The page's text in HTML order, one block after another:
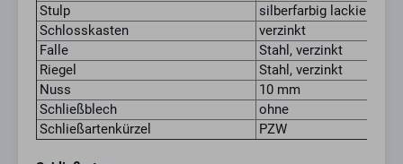
Stulp
silberfarbig lackiert
Schlosskasten
verzinkt
Falle
Stahl, verzinkt
Riegel
Stahl, verzinkt
Nuss
10 mm
Schließblech
ohne
Schließartenkürzel
PZW